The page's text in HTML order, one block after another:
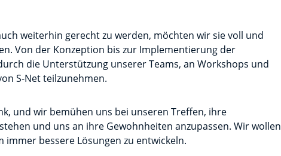
weiterhin gerecht zu werden, möchten wir sie voll und
Von der Konzeption bis zur Implementierung der
die Unterstützung unserer Teams, an Workshops und
S-Net teilzunehmen.
und wir bemühen uns bei unseren Treffen, ihre
und uns an ihre Gewohnheiten anzupassen. Wir wollen
bessere Lösungen zu entwickeln.